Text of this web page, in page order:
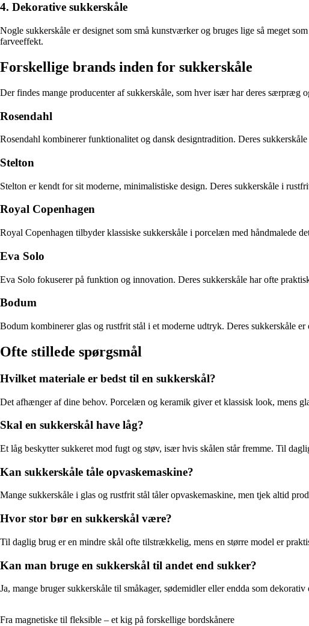
4. Dekorative sukkerskåle
Nogle sukkerskåle er designet som små kunstværker og bruges lige så meget
farveeffekt.
Forskellige brands inden for sukkerskåle
Der findes mange producenter af sukkerskåle, som hver især har deres særpræg
Rosendahl
Rosendahl kombinerer funktionalitet og dansk designtradition. Deres
Stelton
Stelton er kendt for sit moderne, minimalistiske design. Deres sukkerskåle i
Royal Copenhagen
Royal Copenhagen tilbyder klassiske sukkerskåle i porcelæn med håndmalede
Eva Solo
Eva Solo fokuserer på funktion og innovation. Deres sukkerskåle har ofte
Bodum
Bodum kombinerer glas og rustfrit stål i et moderne udtryk. Deres sukkerskåle
Ofte stillede spørgsmål
Hvilket materiale er bedst til en sukkerskål?
Det afhænger af dine behov. Porcelæn og keramik giver et klassisk look, mens
Skal en sukkerskål have låg?
Et låg beskytter sukkeret mod fugt og støv, især hvis skålen står fremme. Til
Kan sukkerskåle tåle opvaskemaskine?
Mange sukkerskåle i glas og rustfrit stål tåler opvaskemaskine, men tjek altid
Hvor stor bør en sukkerskål være?
Til daglig brug er en mindre skål ofte tilstrækkelig, mens en større model er
Kan man bruge en sukkerskål til andet end sukker?
Ja, mange bruger sukkerskåle til småkager, sødemidler eller endda som
Fra magnetiske til fleksible – et kig på forskellige bordskånere